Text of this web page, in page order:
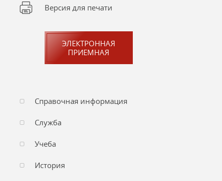
Версия для печати
ЭЛЕКТРОННАЯ
ПРИЕМНАЯ
Справочная информация
Служба
Учеба
История